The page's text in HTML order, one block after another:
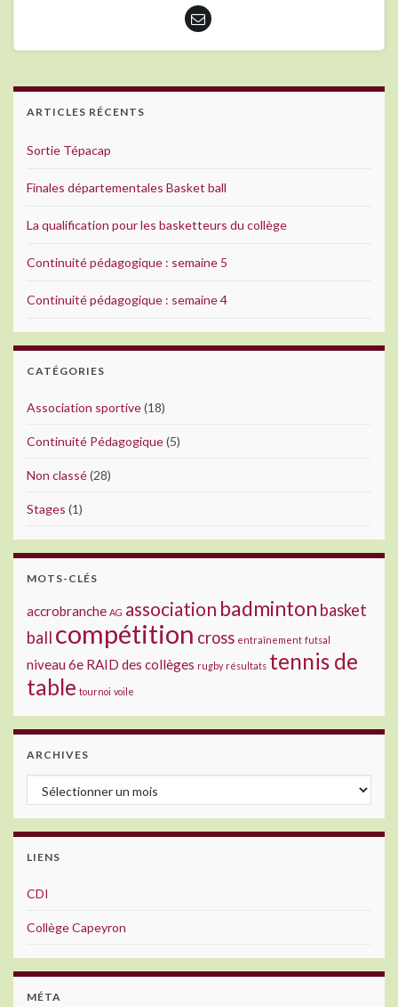
ARTICLES RÉCENTS
Sortie Tépacap
Finales départementales Basket ball
La qualification pour les basketteurs du collège
Continuité pédagogique : semaine 5
Continuité pédagogique : semaine 4
CATÉGORIES
Association sportive(18)
Continuité Pédagogique(5)
Non classé(28)
Stages (1)
MOTS-CLÉS
accrobranche AG association badminton basket
ball compétition cross entraînement futsal
niveau 6e RAID des collèges rugby résultats tennis de
table tournoi voile
ARCHIVES
Archives
LIENS
CDI
Collège Capeyron
MÉTA